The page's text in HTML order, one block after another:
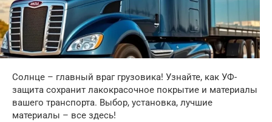
Солнце – главный враг грузовика! Узнайте, как УФ-
защита сохранит лакокрасочное покрытие и материалы
вашего транспорта. Выбор, установка, лучшие
материалы – все здесь!